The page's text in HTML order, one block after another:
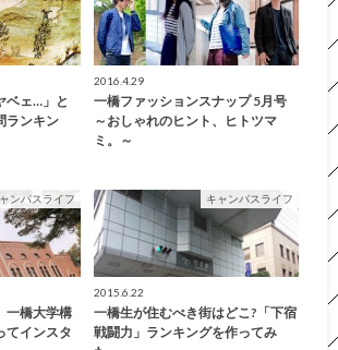
ベェ…」と
ランキン
2016.4.29
一橋ファッションスナップ 5月号
～おしゃれのヒント、ヒトツマ
ミ。～
ンパスライフ
一橋大学構
てインスタ
キャンパスライフ
2015.6.22
一橋生が住むべき街はどこ?「下宿
戦闘力」ランキングを作ってみ